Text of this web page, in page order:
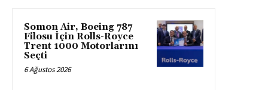
Somon Air, Boeing 787
Filosu İçin Rolls-Royce
Trent 1000 Motorlarını
Seçti
6 Ağustos 2026